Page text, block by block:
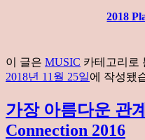
2018
이 글은 MUSIC 카테고리로
2018년 11월 25일에 작성됐
가장 아름다운 관
Connection 2016